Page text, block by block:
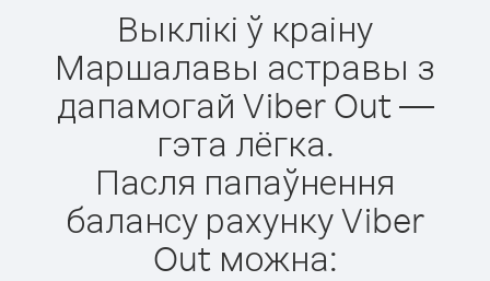
Выклікі ў краіну
Маршалавы астравы з
дапамогай Viber Out —
гэта лёгка.
Пасля папаўнення
балансу рахунку Viber
Out можна: